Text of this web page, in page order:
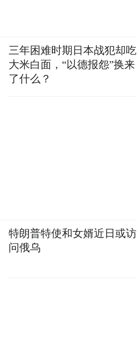
三年困难时期日本战犯却吃
大米白面，“以德报怨”换来
了什么？
特朗普特使和女婿近日或访
问俄乌